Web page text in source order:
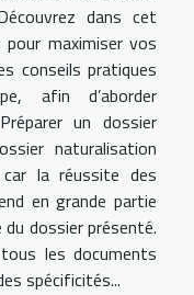
dans cet
maximiser vos
conseils pratiques
afin d’aborder
un dossier
naturalisation
la réussite des
en grande partie
dossier présenté.
les documents
spécificités...